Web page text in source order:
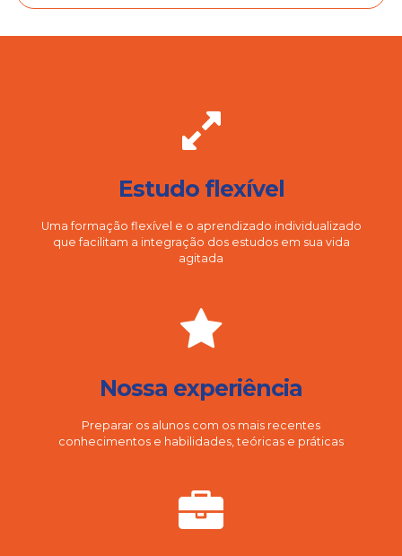
Estudo flexível
Uma formação flexível e o aprendizado individualizado
que facilitam a integração dos estudos em sua vida
agitada
Nossa experiência
Preparar os alunos com os mais recentes
conhecimentos e habilidades, teóricas e práticas